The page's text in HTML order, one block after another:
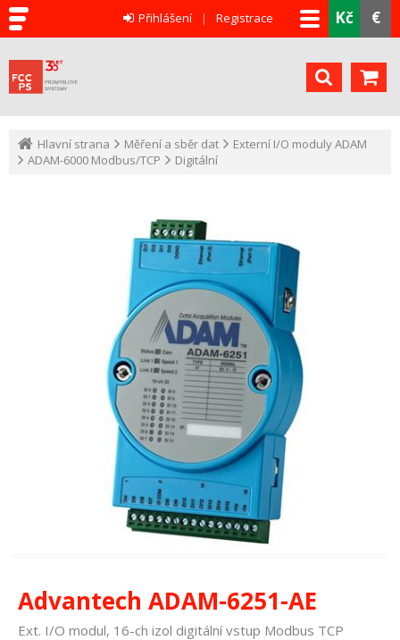
Kč €
Přihlášení Registrace
Hlavní strana Měření a sběr dat
Externí I/O moduly ADAM
ADAM-6000 Modbus/TCP
Digitální
Advantech ADAM-6251-AE
Ext. I/O modul, 16-ch izol digitální vstup Modbus TCP